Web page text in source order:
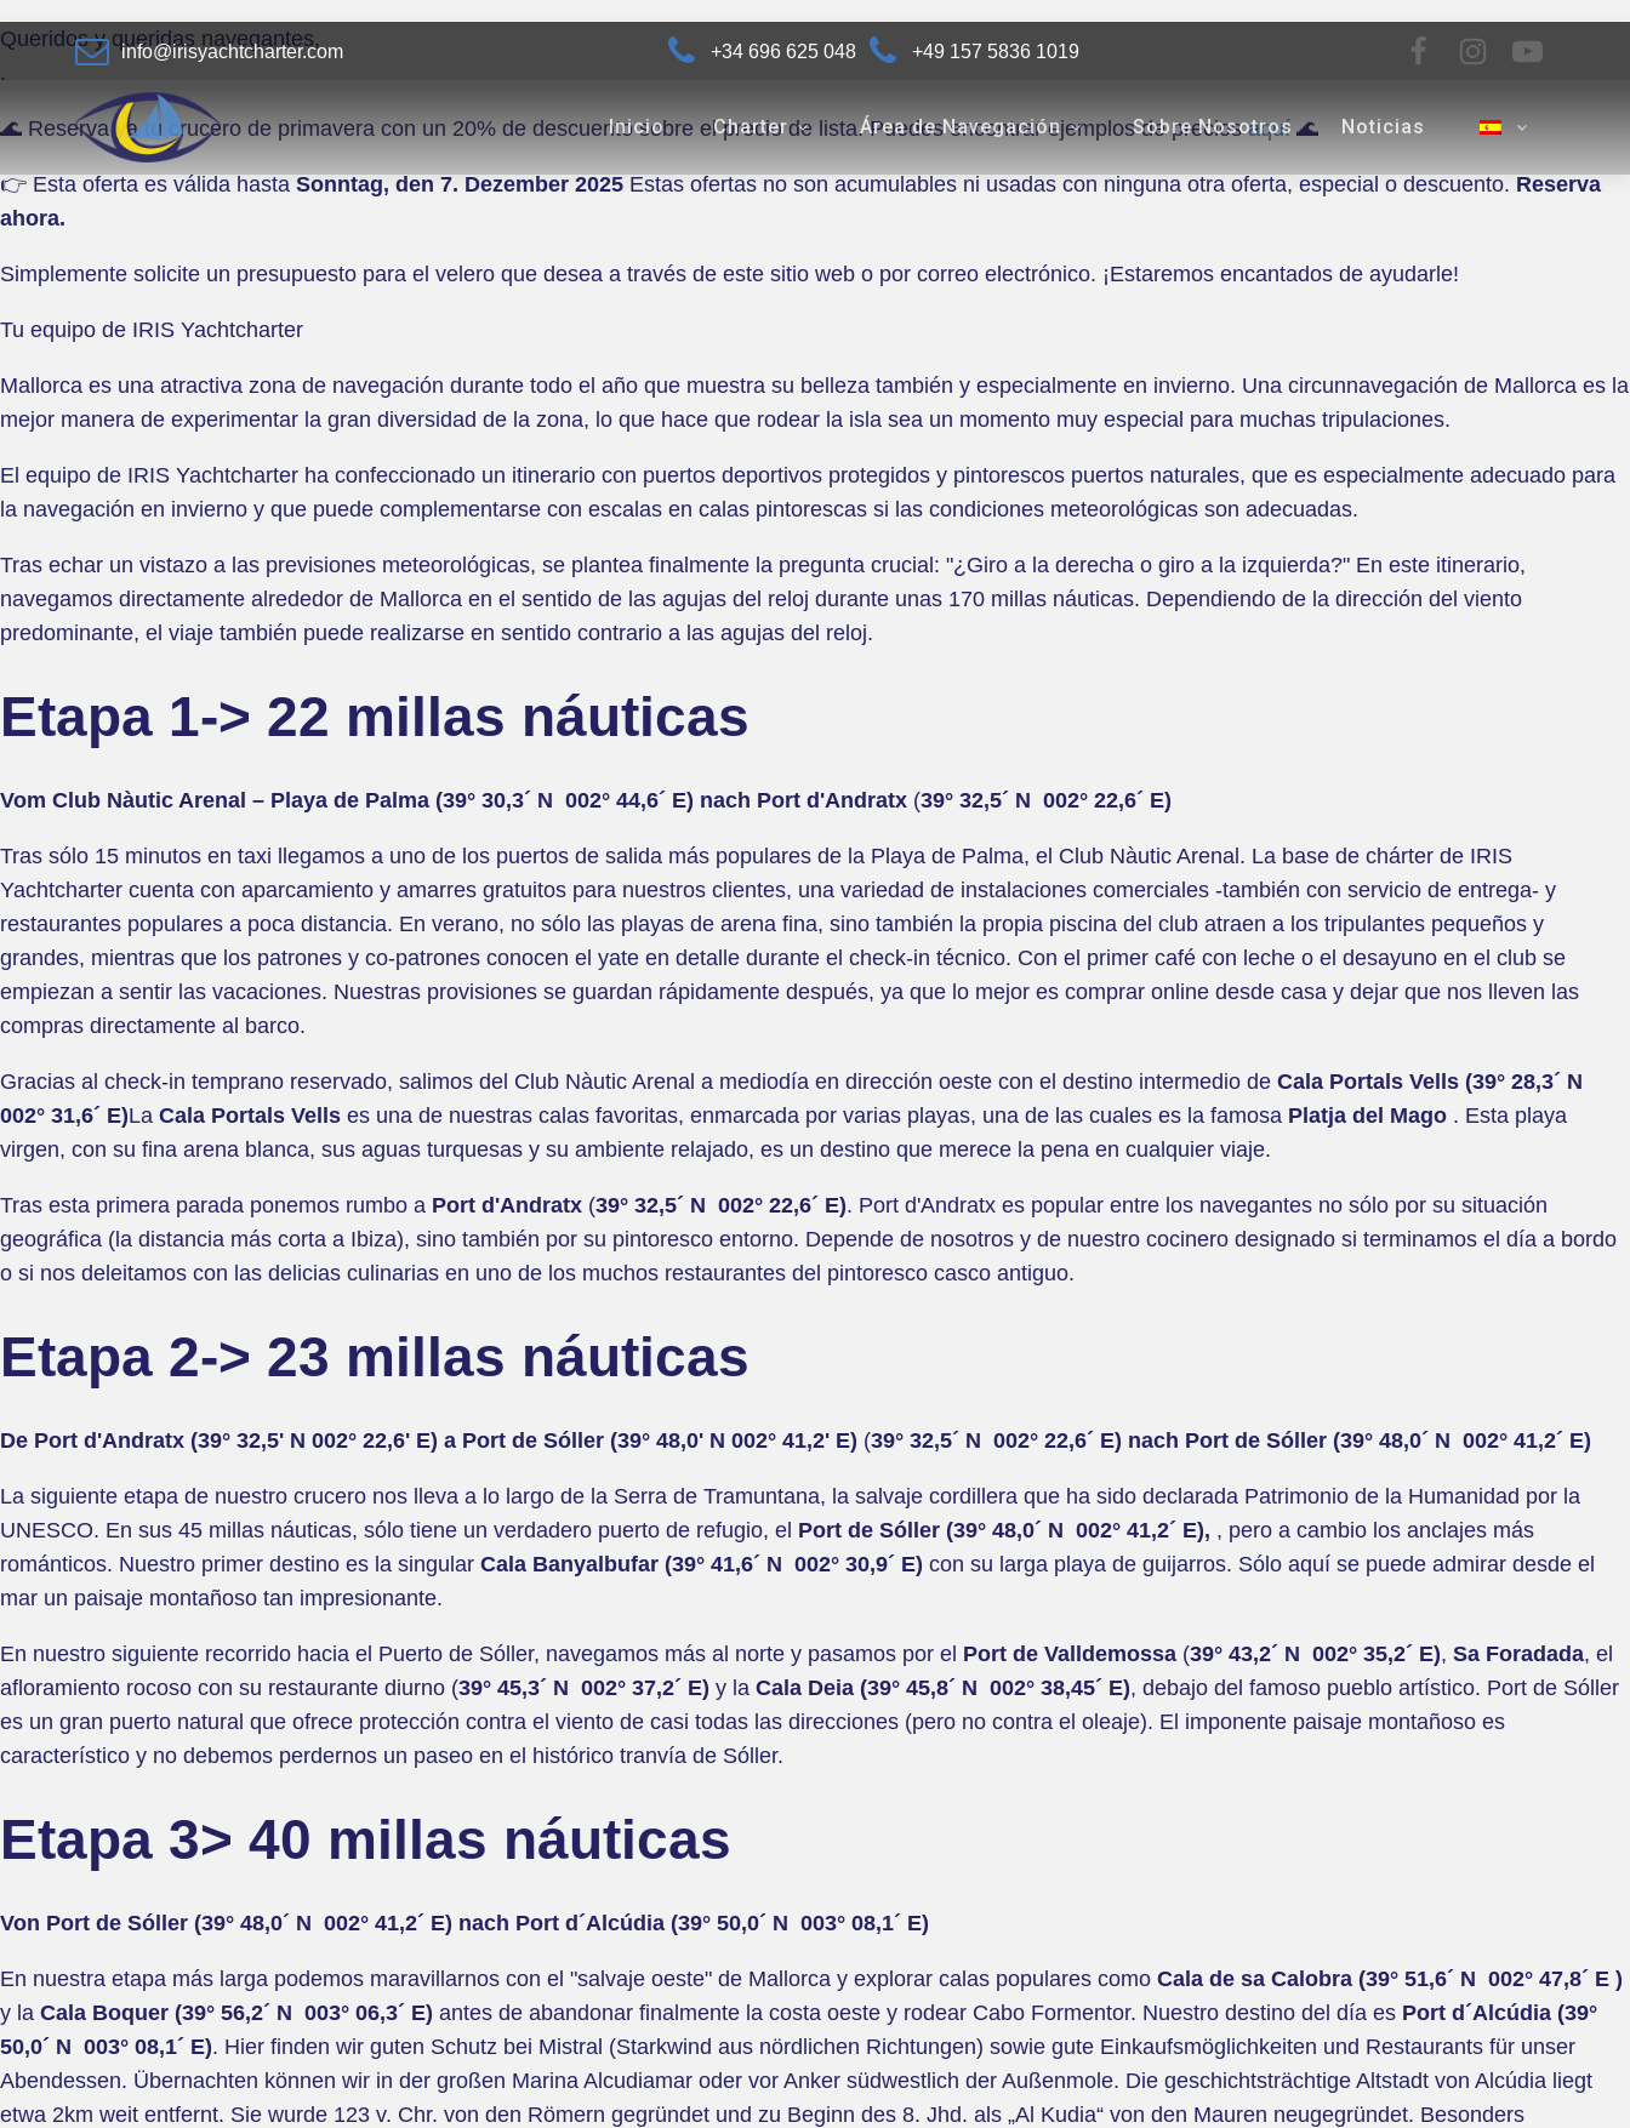
info@irisyachtcharter.com +34 696 625 048 +49 157 5836 1019
Inicio Charter Área de Navegación Sobre Nosotros Noticias
Queridos y queridas navegantes,
.
🌊 Reserva ya tu crucero de primavera con un 20% de descuento sobre el precio de lista. Puedes encontrar ejemplos de preciosaquí 🌊
👉 Esta oferta es válida hasta Sonntag, den 7. Dezember 2025 Estas ofertas no son acumulables ni usadas con ninguna otra oferta, especial o descuento. Reserva
ahora.
Simplemente solicite un presupuesto para el velero que desea a través de este sitio web o por correo electrónico. ¡Estaremos encantados de ayudarle!
Tu equipo de IRIS Yachtcharter
Mallorca es una atractiva zona de navegación durante todo el año que muestra su belleza también y especialmente en invierno. Una circunnavegación de Mallorca es la
mejor manera de experimentar la gran diversidad de la zona, lo que hace que rodear la isla sea un momento muy especial para muchas tripulaciones.
El equipo de IRIS Yachtcharter ha confeccionado un itinerario con puertos deportivos protegidos y pintorescos puertos naturales, que es especialmente adecuado para
la navegación en invierno y que puede complementarse con escalas en calas pintorescas si las condiciones meteorológicas son adecuadas.
Tras echar un vistazo a las previsiones meteorológicas, se plantea finalmente la pregunta crucial: "¿Giro a la derecha o giro a la izquierda?" En este itinerario,
navegamos directamente alrededor de Mallorca en el sentido de las agujas del reloj durante unas 170 millas náuticas. Dependiendo de la dirección del viento
predominante, el viaje también puede realizarse en sentido contrario a las agujas del reloj.
Etapa 1-> 22 millas náuticas
Vom Club Nàutic Arenal – Playa de Palma (39° 30,3´ N 002° 44,6´ E) nach Port d'Andratx (39° 32,5´ N 002° 22,6´ E)
Tras sólo 15 minutos en taxi llegamos a uno de los puertos de salida más populares de la Playa de Palma, el Club Nàutic Arenal. La base de chárter de IRIS
Yachtcharter cuenta con aparcamiento y amarres gratuitos para nuestros clientes, una variedad de instalaciones comerciales -también con servicio de entrega- y
restaurantes populares a poca distancia. En verano, no sólo las playas de arena fina, sino también la propia piscina del club atraen a los tripulantes pequeños y
grandes, mientras que los patrones y co-patrones conocen el yate en detalle durante el check-in técnico. Con el primer café con leche o el desayuno en el club se
empiezan a sentir las vacaciones. Nuestras provisiones se guardan rápidamente después, ya que lo mejor es comprar online desde casa y dejar que nos lleven las
compras directamente al barco.
Gracias al check-in temprano reservado, salimos del Club Nàutic Arenal a mediodía en dirección oeste con el destino intermedio de Cala Portals Vells (39° 28,3´ N
002° 31,6´ E)La Cala Portals Vells es una de nuestras calas favoritas, enmarcada por varias playas, una de las cuales es la famosa Platja del Mago . Esta playa
virgen, con su fina arena blanca, sus aguas turquesas y su ambiente relajado, es un destino que merece la pena en cualquier viaje.
Tras esta primera parada ponemos rumbo a Port d'Andratx (39° 32,5´ N 002° 22,6´ E). Port d'Andratx es popular entre los navegantes no sólo por su situación
geográfica (la distancia más corta a Ibiza), sino también por su pintoresco entorno. Depende de nosotros y de nuestro cocinero designado si terminamos el día a bordo
o si nos deleitamos con las delicias culinarias en uno de los muchos restaurantes del pintoresco casco antiguo.
Etapa 2-> 23 millas náuticas
De Port d'Andratx (39° 32,5' N 002° 22,6' E) a Port de Sóller (39° 48,0' N 002° 41,2' E) (39° 32,5´ N 002° 22,6´ E) nach Port de Sóller (39° 48,0´ N 002° 41,2´ E)
La siguiente etapa de nuestro crucero nos lleva a lo largo de la Serra de Tramuntana, la salvaje cordillera que ha sido declarada Patrimonio de la Humanidad por la
UNESCO. En sus 45 millas náuticas, sólo tiene un verdadero puerto de refugio, el Port de Sóller (39° 48,0´ N 002° 41,2´ E), , pero a cambio los anclajes más
románticos. Nuestro primer destino es la singular Cala Banyalbufar (39° 41,6´ N 002° 30,9´ E) con su larga playa de guijarros. Sólo aquí se puede admirar desde el
mar un paisaje montañoso tan impresionante.
En nuestro siguiente recorrido hacia el Puerto de Sóller, navegamos más al norte y pasamos por el Port de Valldemossa (39° 43,2´ N 002° 35,2´ E), Sa Foradada, el
afloramiento rocoso con su restaurante diurno (39° 45,3´ N 002° 37,2´ E) y la Cala Deia (39° 45,8´ N 002° 38,45´ E), debajo del famoso pueblo artístico. Port de Sóller
es un gran puerto natural que ofrece protección contra el viento de casi todas las direcciones (pero no contra el oleaje). El imponente paisaje montañoso es
característico y no debemos perdernos un paseo en el histórico tranvía de Sóller.
Etapa 3> 40 millas náuticas
Von Port de Sóller (39° 48,0´ N 002° 41,2´ E) nach Port d´Alcúdia (39° 50,0´ N 003° 08,1´ E)
En nuestra etapa más larga podemos maravillarnos con el "salvaje oeste" de Mallorca y explorar calas populares como Cala de sa Calobra (39° 51,6´ N 002° 47,8´ E )
y la Cala Boquer (39° 56,2´ N 003° 06,3´ E) antes de abandonar finalmente la costa oeste y rodear Cabo Formentor. Nuestro destino del día es Port d´Alcúdia (39°
50,0´ N 003° 08,1´ E). Hier finden wir guten Schutz bei Mistral (Starkwind aus nördlichen Richtungen) sowie gute Einkaufsmöglichkeiten und Restaurants für unser
Abendessen. Übernachten können wir in der großen Marina Alcudiamar oder vor Anker südwestlich der Außenmole. Die geschichtsträchtige Altstadt von Alcúdia liegt
etwa 2km weit entfernt. Sie wurde 123 v. Chr. von den Römern gegründet und zu Beginn des 8. Jhd. als „Al Kudia“ von den Mauren neugegründet. Besonders